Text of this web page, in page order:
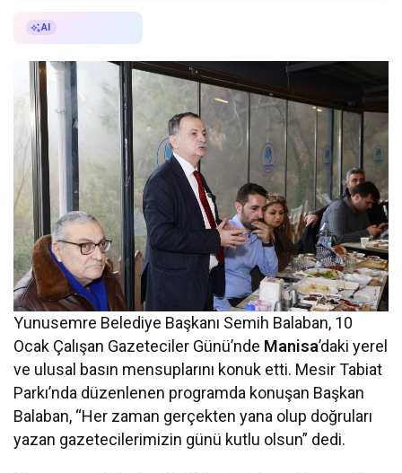
AI
Yunusemre Belediye Başkanı Semih Balaban, 10
Ocak Çalışan Gazeteciler Günü’nde Manisa’daki yerel
ve ulusal basın mensuplarını konuk etti. Mesir Tabiat
Parkı’nda düzenlenen programda konuşan Başkan
Balaban, “Her zaman gerçekten yana olup doğruları
yazan gazetecilerimizin günü kutlu olsun” dedi.